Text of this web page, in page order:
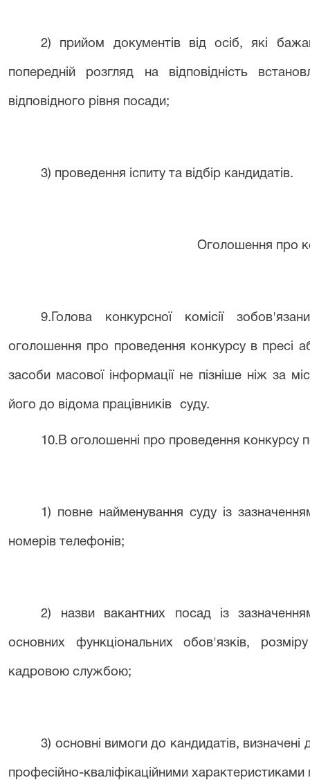
2) прийом документів від осіб, які
попередній розгляд на відповідність
відповідного рівня посади;
3) проведення іспиту та відбір кандидатів.
Оголошення про
9. Голова конкурсної комісії
оголошення про проведення конкурсу в пресі
засоби масової інформації не пізніше ніж за
його до відома працівників суду.
10.В оголошенні про проведення конкурсу
1) повне найменування судуіз
номерів телефонів;
2) назви вакантних посад із
основних функціональних обов'язків,
кадровою службою;
3) основні вимоги до кандидатів,
професійно-кваліфікаційними